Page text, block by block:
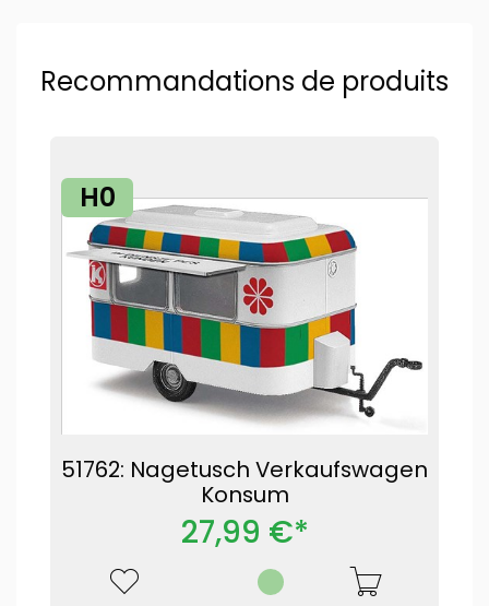
Recommandations de produits
H0
51762: Nagetusch Verkaufswagen
Konsum
27,99 €*